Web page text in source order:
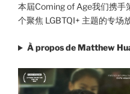
本屆Coming of Age我们携
个聚焦 LGBTQI+ 主题的专场
À propos de Matthew